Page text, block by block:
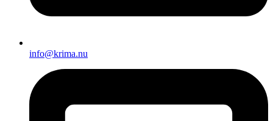
info@krima.nu